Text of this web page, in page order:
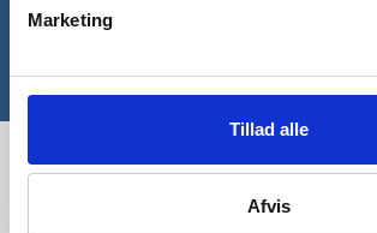
Marketing
Tillad alle
Afvis
*Gælder ikke allerede nedsatte varer